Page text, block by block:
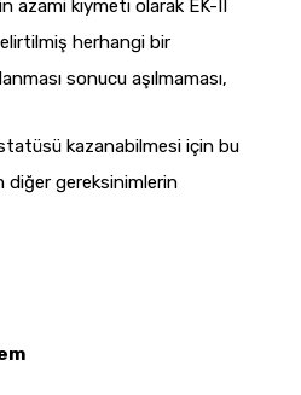
azami kıymeti olarak EK-II
herhangi bir
sonucu aşılmaması,
kazanabilmesi için bu
gereksinimlerin